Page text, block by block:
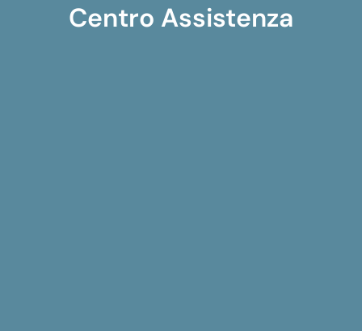
Centro Assistenza